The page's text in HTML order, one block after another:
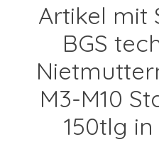
Artikel mit
BGS
M3-M10
150tlg